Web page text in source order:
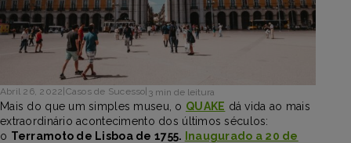
Abril 26, 2022 Casos de Sucesso 3 min de leitura
Mais do que um simples museu, o QUAKE dá vida ao mais
extraordinário acontecimento dos últimos séculos:
o Terramoto de Lisboa de 1755.
Inaugurado a 20 de